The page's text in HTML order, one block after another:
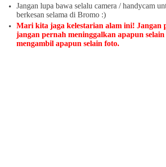
Jangan lupa bawa selalu camera / handycam
berkesan selama di Bromo :)
Mari kita jaga kelestarian alam ini! Jangan
jangan pernah meninggalkan apapun
mengambil apapun selain foto.